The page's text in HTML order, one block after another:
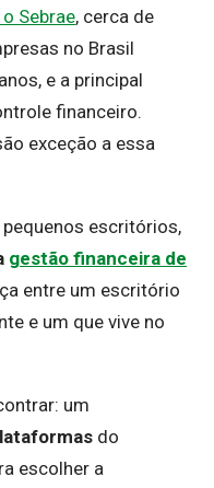
Sebrae, cerca de
no Brasil
e a principal
financeiro.
exceção a essa
escritórios,
gestão financeira de
entre um escritório
e um que vive no
um
do
escolher a